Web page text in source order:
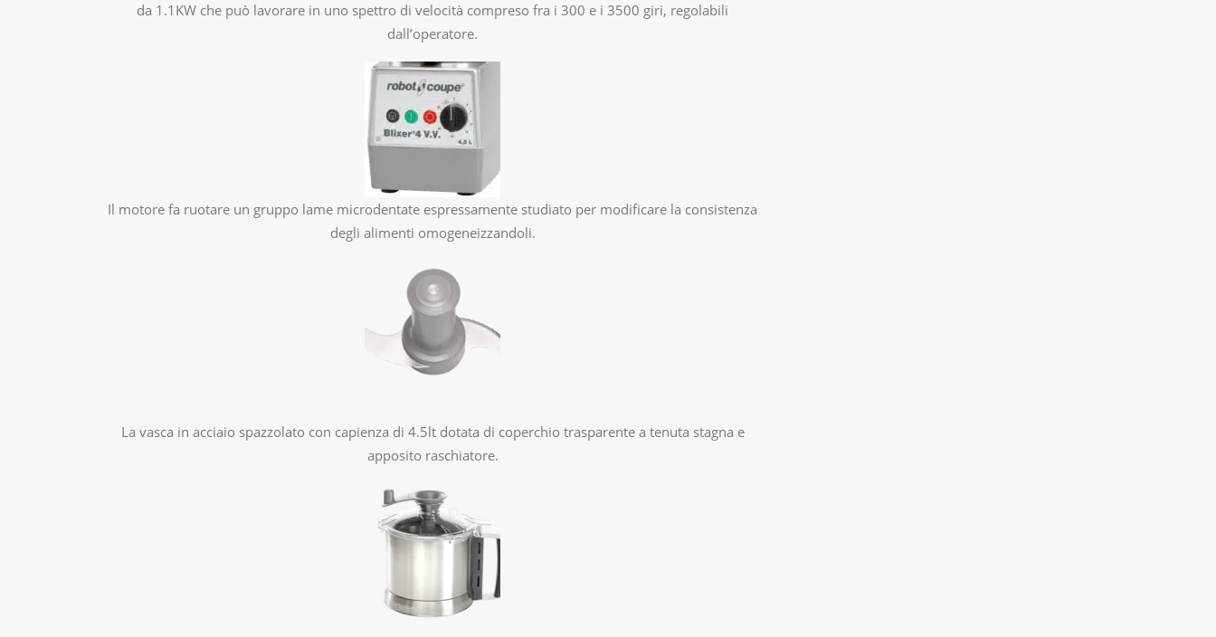
da 1.1KW che può lavorare in uno spettro di velocità compreso fra i 300 e i 3500 giri, regolabili
dall’operatore.
Il motore fa ruotare un gruppo lame microdentate espressamente studiato per modificare la consistenza
degli alimenti omogeneizzandoli.
La vasca in acciaio spazzolato con capienza di 4.5lt dotata di coperchio trasparente a tenuta stagna e
apposito raschiatore.